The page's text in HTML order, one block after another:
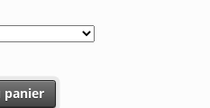
panier